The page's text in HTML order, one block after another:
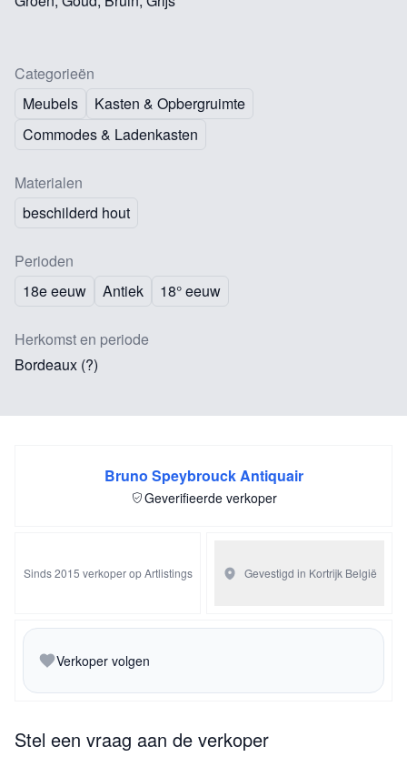
Categorieën
Meubels
Kasten & Opbergruimte
Commodes & Ladenkasten
Materialen
beschilderd hout
Perioden
18e eeuw
Antiek 18° eeuw
Herkomst en periode
Bordeaux (?)
Bruno Speybrouck Antiquair
Geverifieerde verkoper
Sinds 2015 verkoper op Artlistings Gevestigd in Kortrijk België
Verkoper volgen
Stel een vraag aan de verkoper